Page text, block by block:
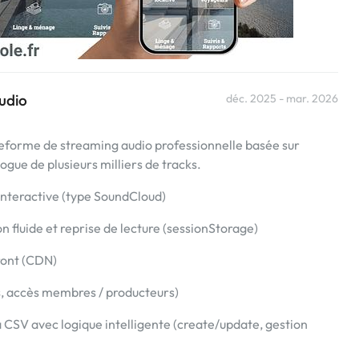
déc. 2025 - mar. 2026
de streaming audio professionnelle basée sur
de plusieurs milliers de tracks.
(type SoundCloud)
fluide et reprise de lecture (sessionStorage)
(CDN)
accès membres / producteurs)
avec logique intelligente (create/update, gestion